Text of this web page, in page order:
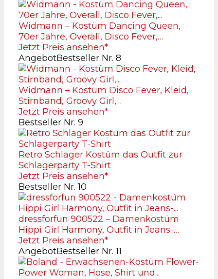
Widmann – Kostüm Dancing Queen,
70er Jahre, Overall, Disco Fever,…
Jetzt Preis ansehen*
AngebotBestseller Nr. 8
Widmann – Kostüm Disco Fever, Kleid,
Stirnband, Groovy Girl,…
Jetzt Preis ansehen*
Bestseller Nr. 9
Retro Schlager Kostüm das Outfit zur
Schlagerparty T-Shirt
Jetzt Preis ansehen*
Bestseller Nr. 10
dressforfun 900522 – Damenkostüm
Hippi Girl Harmony, Outfit in Jeans-…
Jetzt Preis ansehen*
AngebotBestseller Nr. 11